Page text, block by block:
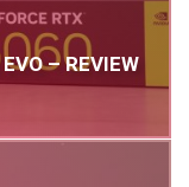
– REVIEW